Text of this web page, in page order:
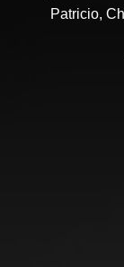
Patricio,